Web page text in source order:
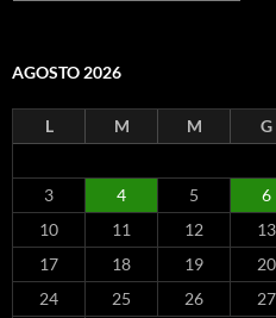
AGOSTO 2026
L M M G
3
4 5 6
10
11 12 13
17
18 19 20
24
25 26 27